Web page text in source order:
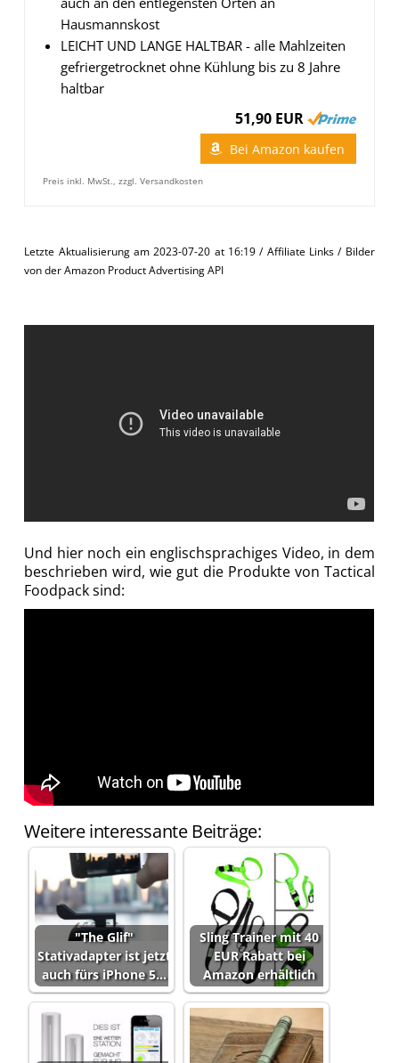
Hausmannskost
LEICHT UND LANGE HALTBAR - alle Mahlzeiten
gefriergetrocknet ohne Kühlung bis zu 8 Jahre
haltbar
51,90 EUR
Bei Amazon kaufen
Preis inkl. MwSt., zzgl. Versandkosten
Letzte Aktualisierung am 2023-07-20 at 16:19 / Affiliate Links / Bilder
von der Amazon Product Advertising API
Und hier noch ein englischsprachiges Video, in dem
beschrieben wird, wie gut die Produkte von Tactical
Foodpack sind:
Weitere interessante Beiträge:
"The Glif"
Stativadapter ist jetzt
auch fürs iPhone 5…
Sling Trainer mit 40
EUR Rabatt bei
Amazon erhältlich